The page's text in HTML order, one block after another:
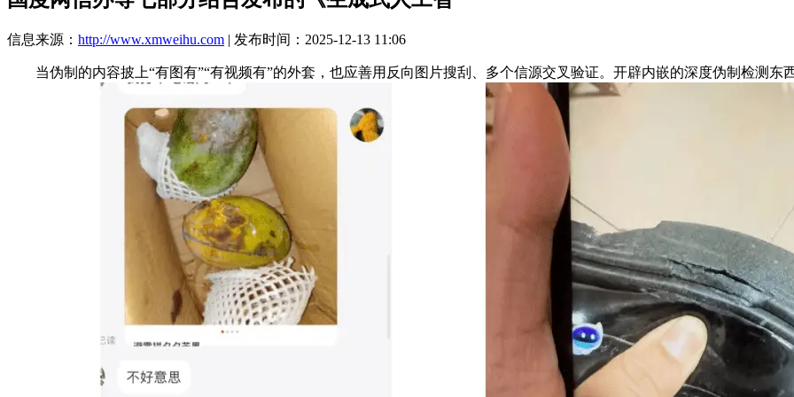
信息来源： http://www.xmweihu.com | 发布时间：2025-12-13 11:06
当伪制的内容披上“有图有”“有视频有”的外套，也应善用反向图片搜刮、多个信源交叉验证。开辟内嵌的深度伪制检测东